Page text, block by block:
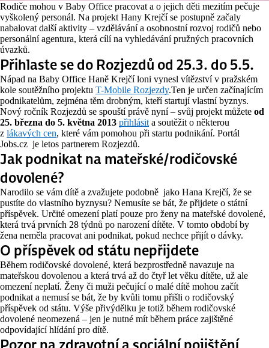
Rodiče mohou v Baby Office pracovat a o jejich děti mezitím pečuje
vyškolený personál. Na projekt Hany Krejčí se postupně začaly
nabalovat další aktivity – vzdělávání a osobnostní rozvoj rodičů nebo
personální agentura, která cílí na vyhledávání pružných pracovních
úvazků.
Přihlaste se do Rozjezdů od 25.3. do 5.5.
Nápad na Baby Office Haně Krejčí loni vynesl vítězství v pražském
kole soutěžního projektu T-Mobile Rozjezdy.Ten je určen začínajícím
podnikatelům, zejména těm drobným, kteří startují vlastní byznys.
Nový ročník Rozjezdů se spouští právě nyní – svůj projekt můžete od
25. března do 5. května 2013 přihlásit a soutěžit o některou
z lákavých cen, které vám pomohou při startu podnikání. Portál
Jobs.cz je letos partnerem Rozjezdů.
Jak podnikat na mateřské/rodičovské
dovolené?
Narodilo se vám dítě a zvažujete podobně jako Hana Krejčí, že se
pustíte do vlastního byznysu? Nemusíte se bát, že přijdete o státní
příspěvek. Určité omezení platí pouze pro ženy na mateřské dovolené,
která trvá prvních 28 týdnů po narození dítěte. V tomto období by
žena neměla pracovat ani podnikat, pokud nechce přijít o dávky.
O příspěvek od státu nepřijdete
Během rodičovské dovolené, která bezprostředně navazuje na
mateřskou dovolenou a která trvá až do čtyř let věku dítěte, už ale
omezení neplatí. Ženy či muži pečující o malé dítě mohou začít
podnikat a nemusí se bát, že by kvůli tomu přišli o rodičovský
příspěvek od státu. Výše přivýdělku je totiž během rodičovské
dovolené neomezená – jen je nutné mít během práce zajištěné
odpovídající hlídání pro dítě.
Pozor na zdravotní a sociální pojištění